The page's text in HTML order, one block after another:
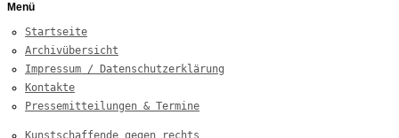
Menü
Startseite
Archivübersicht
Impressum / Datenschutzerklärung
Kontakte
Pressemitteilungen & Termine
Kunstschaffende gegen rechts